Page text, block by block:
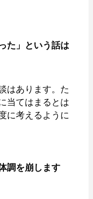
た」という話は
はあります。た
当てはまるとは
に考えるように
調を崩します